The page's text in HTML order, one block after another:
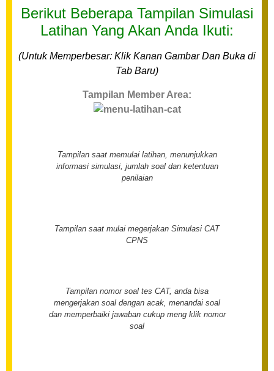
Berikut Beberapa Tampilan Simulasi
Latihan Yang Akan Anda Ikuti:
(Untuk Memperbesar: Klik Kanan Gambar Dan Buka di
Tab Baru)
Tampilan Member Area:
Tampilan saat memulai latihan, menunjukkan
informasi simulasi, jumlah soal dan ketentuan
penilaian
Tampilan saat mulai megerjakan Simulasi CAT
CPNS
Tampilan nomor soal tes CAT, anda bisa
mengerjakan soal dengan acak, menandai soal
dan memperbaiki jawaban cukup meng klik nomor
soal